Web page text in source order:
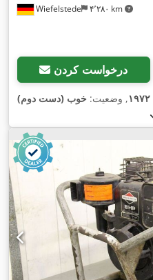
Wiefelstede ۴٬۲۸۰ km
درخواست کردن
۱۹۷۲, وضعیت: خوب (دست دوم)